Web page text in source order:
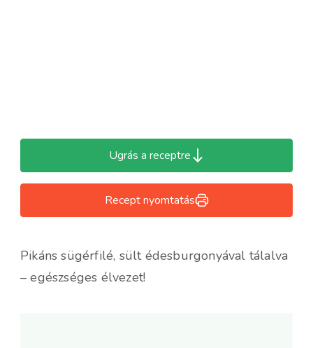
Ugrás a receptre
Recept nyomtatás
Pikáns sügérfilé, sült édesburgonyával tálalva
– egészséges élvezet!